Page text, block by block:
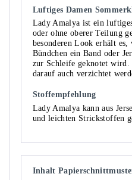
Luftiges Damen
Lady Amalya ist ein
oder ohne oberer Teilung
besonderen Look erhält
Bündchen ein Band oder
zur Schleife geknotet wird.
darauf auch verzichtet
Stoffempfehlung
Lady Amalya kann aus
und leichten Strickstoffen
Inhalt